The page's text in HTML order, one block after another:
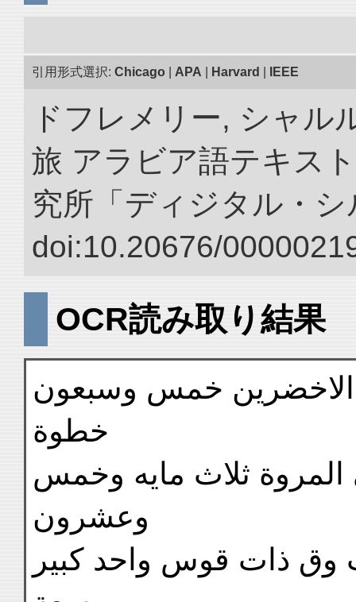
引用形式選択: Chicago APA Harvard IEEE
ドフレメリー, シャル
旅 アラビア語テキス
究所「ディジタル・
doi:10.20676/
OCR読み取り結果
الاخضرين خمس وسبعون
خطوة
المروة ثلاث مايه وخمس
وعشرون
ذات قوس واحد كبير